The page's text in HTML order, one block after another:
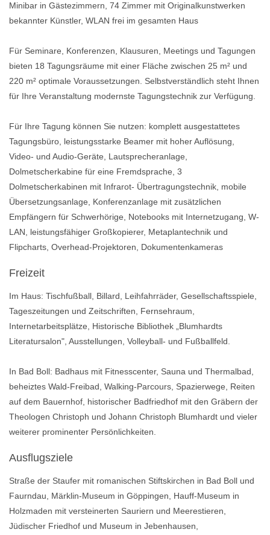
Minibar in Gästezimmern, 74 Zimmer mit Originalkunstwerken
bekannter Künstler, WLAN frei im gesamten Haus
Für Seminare, Konferenzen, Klausuren, Meetings und Tagungen
bieten 18 Tagungsräume mit einer Fläche zwischen 25 m² und
220 m² optimale Voraussetzungen. Selbstverständlich steht Ihnen
für Ihre Veranstaltung modernste Tagungstechnik zur Verfügung.
Für Ihre Tagung können Sie nutzen: komplett ausgestattetes
Tagungsbüro, leistungsstarke Beamer mit hoher Auflösung,
Video- und Audio-Geräte, Lautsprecheranlage,
Dolmetscherkabine für eine Fremdsprache, 3
Dolmetscherkabinen mit Infrarot- Übertragungstechnik, mobile
Übersetzungsanlage, Konferenzanlage mit zusätzlichen
Empfängern für Schwerhörige, Notebooks mit Internetzugang, W-
LAN, leistungsfähiger Großkopierer, Metaplantechnik und
Flipcharts, Overhead-Projektoren, Dokumentenkameras
Freizeit
Im Haus: Tischfußball, Billard, Leihfahrräder, Gesellschaftsspiele,
Tageszeitungen und Zeitschriften, Fernsehraum,
Internetarbeitsplätze, Historische Bibliothek „Blumhardts
Literatursalon", Ausstellungen, Volleyball- und Fußballfeld.
In Bad Boll: Badhaus mit Fitnesscenter, Sauna und Thermalbad,
beheiztes Wald-Freibad, Walking-Parcours, Spazierwege, Reiten
auf dem Bauernhof, historischer Badfriedhof mit den Gräbern der
Theologen Christoph und Johann Christoph Blumhardt und vieler
weiterer prominenter Persönlichkeiten.
Ausflugsziele
Straße der Staufer mit romanischen Stiftskirchen in Bad Boll und
Faurndau, Märklin-Museum in Göppingen, Hauff-Museum in
Holzmaden mit versteinerten Sauriern und Meerestieren,
Jüdischer Friedhof und Museum in Jebenhausen,